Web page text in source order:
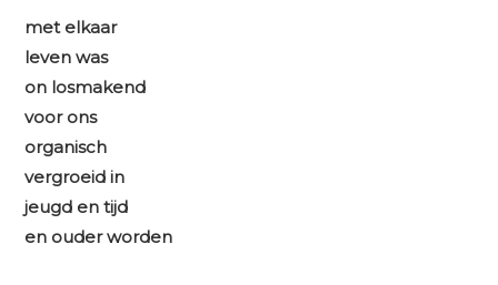
met elkaar
leven was
on losmakend
voor ons
organisch
vergroeid in
jeugd en tijd
en ouder worden